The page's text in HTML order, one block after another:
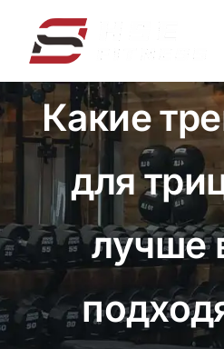
содержанию
Какие
для
лучше